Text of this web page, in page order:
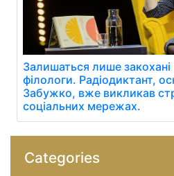
Залишаться лише
філологи. Радіодиктант,
Забужко, вже викликав
соціальних мережах.
Categories